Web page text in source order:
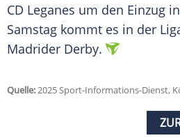
CD Leganes um den Einzug
Samstag kommt es in der
Madrider Derby.
Quelle:2025 Sport-Informations-Dienst,